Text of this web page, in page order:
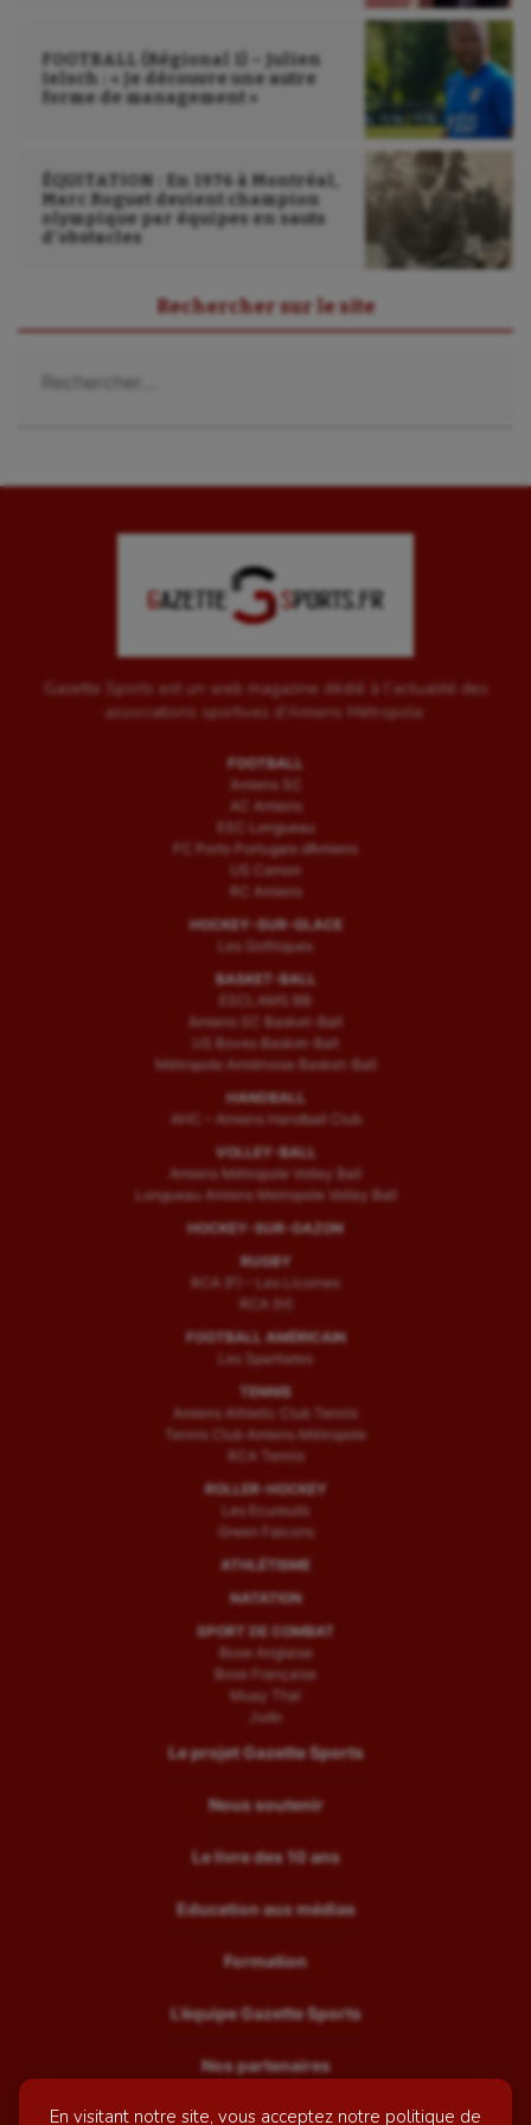
En visitant notre site, vous acceptez notre politique de
Ultimate frisbee
Voile
Wakeboard
FOOTBALL (Régional 1) – Julien
Ielsch : « Je découvre une autre
forme de management »
ÉQUITATION : En 1976 à Montréal,
Marc Roguet devient champion
olympique par équipes en sauts
d’obstacles
Rechercher sur le site
Gazette Sports est un web magazine dédié à l'actualité des
associations sportives d'Amiens Métropole.
FOOTBALL
Amiens SC
AC Amiens
ESC Longueau
FC Porto Portugais d’Amiens
US Camon
RC Amiens
HOCKEY-SUR-GLACE
Les Gothiques
BASKET-BALL
ESCLAMS BB
Amiens SC Basket-Ball
US Boves Basket-Ball
Métropole Amiénoise Basket-Ball
HANDBALL
AHC – Amiens Handball Club
VOLLEY-BALL
Amiens Métropole Volley Ball
Longueau Amiens Metropole Volley Ball
HOCKEY-SUR-GAZON
RUGBY
RCA (F) – Les Licornes
RCA (H)
FOOTBALL AMÉRICAIN
Les Spartiates
TENNIS
Amiens Athletic Club Tennis
Tennis Club Amiens Métropole
RCA Tennis
ROLLER-HOCKEY
Les Ecureuils
Green Falcons
ATHLÉTISME
NATATION
SPORT DE COMBAT
Boxe Anglaise
Boxe Française
Muay Thaï
Judo
Le projet Gazette Sports
Nous soutenir
Le livre des 10 ans
Education aux médias
Formation
L’équipe Gazette Sports
Nos partenaires
Recrutement